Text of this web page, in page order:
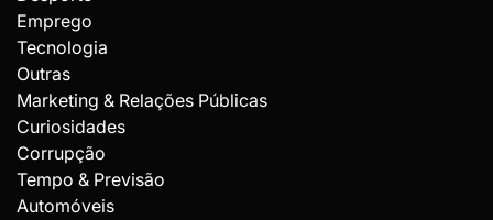
Emprego
Tecnologia
Outras
Marketing & Relações Públicas
Curiosidades
Corrupção
Tempo & Previsão
Automóveis